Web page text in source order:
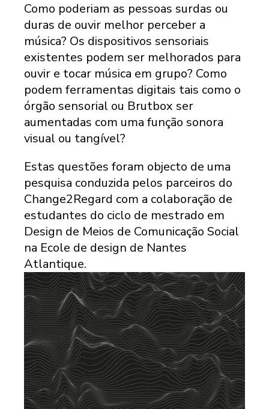
Como poderiam as pessoas surdas ou
duras de ouvir melhor perceber a
música? Os dispositivos sensoriais
existentes podem ser melhorados para
ouvir e tocar música em grupo? Como
podem ferramentas digitais tais como o
órgão sensorial ou Brutbox ser
aumentadas com uma função sonora
visual ou tangível?
Estas questões foram objecto de uma
pesquisa conduzida pelos parceiros do
Change2Regard com a colaboração de
estudantes do ciclo de mestrado em
Design de Meios de Comunicação Social
na Ecole de design de Nantes
Atlantique.